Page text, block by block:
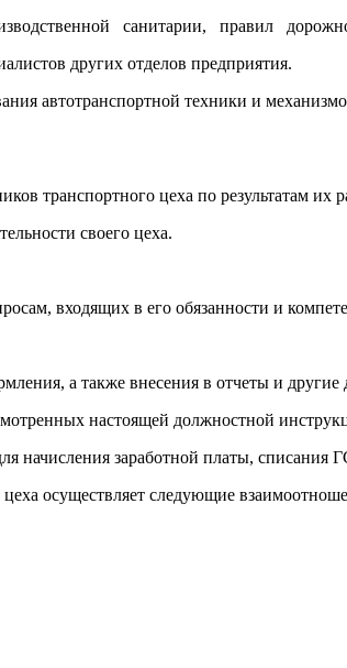
санитарии, правил
других отделов предприятия.
автотранспортной техники и
транспортного цеха по результатам их
своего цеха.
входящих в его обязанности и
а также внесения в отчеты и
настоящей должностной
заработной платы, списания
осуществляет следующие